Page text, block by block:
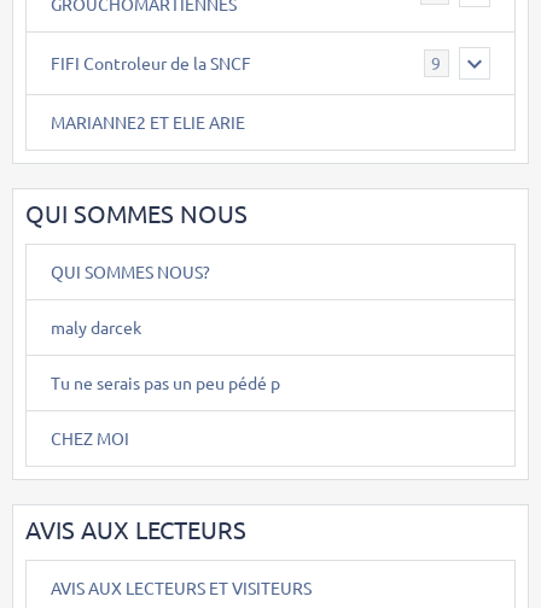
FIFI Controleur de la SNCF 9
MARIANNE2 ET ELIE ARIE
QUI SOMMES NOUS
QUI SOMMES NOUS?
maly darcek
Tu ne serais pas un peu pédé p
CHEZ MOI
AVIS AUX LECTEURS
AVIS AUX LECTEURS ET VISITEURS